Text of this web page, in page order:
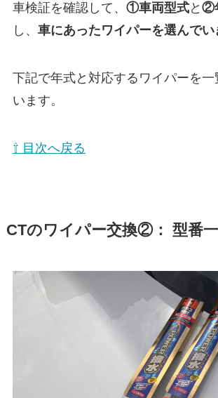
車検証を確認して、 ①車両型式と ②
し、 車にあったワイパーを選んでい
下記で年式と対応するワイパーを一
います。
⇧ 目次へ戻る
CTのワイパー交換②： 型番